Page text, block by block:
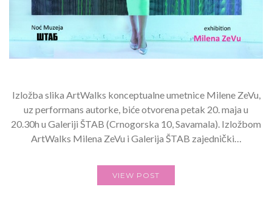
Izložba slika ArtWalks konceptualne umetnice Milene ZeVu,
uz performans autorke, biće otvorena petak 20. maja u
20.30h u Galeriji ŠTAB (Crnogorska 10, Savamala). Izložbom
ArtWalks Milena ZeVu i Galerija ŠTAB zajednički…
VIEW POST